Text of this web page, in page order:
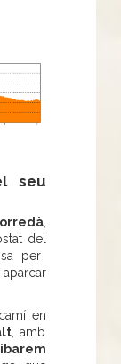
seu
del
per
en
, amb